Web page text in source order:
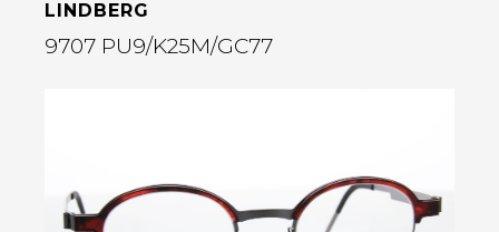
LINDBERG
9707 PU9/K25M/GC77